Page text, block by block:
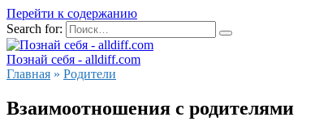
Перейти к содержанию
Search for:
Познай себя - alldiff.com
Главная » Родители
Взаимоотношения с родителями